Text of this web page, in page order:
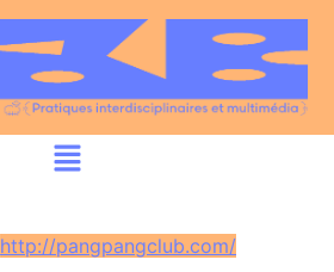
http://pangpangclub.com/